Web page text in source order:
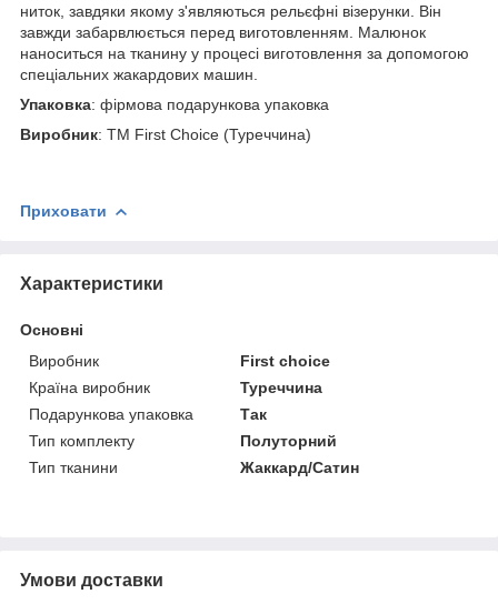
ниток, завдяки якому з'являються рельєфні візерунки. Він
завжди забарвлюється перед виготовленням. Малюнок
наноситься на тканину у процесі виготовлення за допомогою
спеціальних жакардових машин.
Упаковка: фірмова подарункова упаковка
Виробник: ТМ First Choice (Туреччина)
Приховати
Характеристики
Основні
Виробник
First choice
Країна виробник
Туреччина
Подарункова упаковка
Так
Тип комплекту
Полуторний
Тип тканини
Жаккард/Сатин
Умови доставки